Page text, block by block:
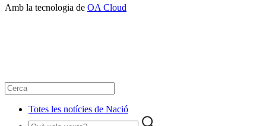
Amb la tecnologia de OA Cloud
Totes les notícies de Nació